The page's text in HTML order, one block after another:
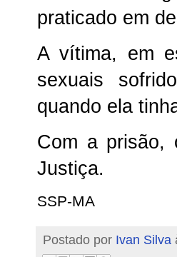
praticado em
A vítima, em
sexuais
quando ela
Com a prisão,
Justiça.
SSP-MA
Postado por Ivan Silva